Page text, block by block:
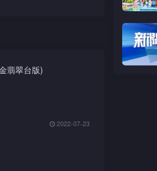
翡翠台版)
2022-07-23